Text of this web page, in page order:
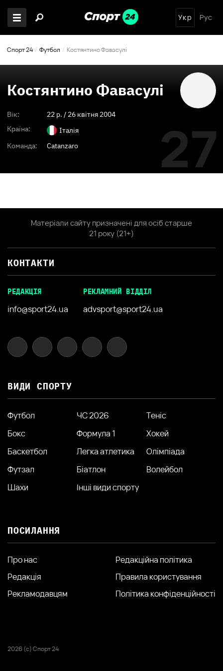
Укр Рус
Спорт 24 Футбол Костянтино Фавасулі
Костянтино Фавасулі
Вік: 22 p. / 26 квітня 2004
Країна:
Італія
Команда:
Catanzaro 27
Матеріали сайту призначені для осіб старше
21 року (21+)
КОНТАКТИ
РЕДАКЦІЯ
info@sport24.ua
РЕКЛАМНИЙ ВІДДІЛ
advsport@sport24.ua
ВИДИ СПОРТУ
Футбол ЧС 2026
Теніс
Бокс
Формула 1
Хокей
Баскетбол
Легка атлетика
Олімпіада
Футзал
Біатлон
Волейбол
Шахи
Інші види спорту
ПОСИЛАННЯ
Про нас
Редакція
Рекламодавцям
Редакційна політика
Правила користування
Політика конфіденційності
2026 (с) Спорт 24